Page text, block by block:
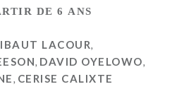
DE 6 ANS
LACOUR,
, DAVID OYELOWO,
, CERISE CALIXTE